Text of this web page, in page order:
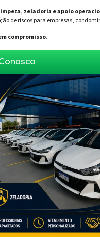
zeladoria e apoio
de riscos para empresas,
compromisso.